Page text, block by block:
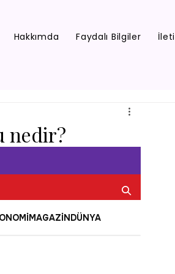
Hakkımda Faydalı Bilgiler
nedir?